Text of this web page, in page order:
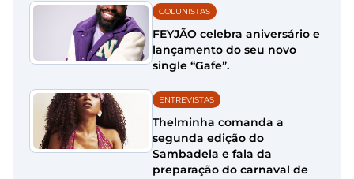
COLUNISTAS
FEYJÃO celebra aniversário e
lançamento do seu novo
single “Gafe”.
ENTREVISTAS
Thelminha comanda a
segunda edição do
Sambadela e fala da
preparação do carnaval de